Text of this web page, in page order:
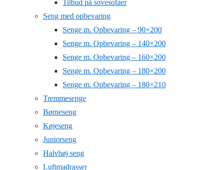
Tilbud på sovesofaer
Seng med opbevaring
Senge m. Opbevaring – 90×200
Senge m. Opbevaring – 140×200
Senge m. Opbevaring – 160×200
Senge m. Opbevaring – 180×200
Senge m. Opbevaring – 180×210
Tremmesenge
Børneseng
Køjeseng
Juniorseng
Halvhøj seng
Luftmadrasser